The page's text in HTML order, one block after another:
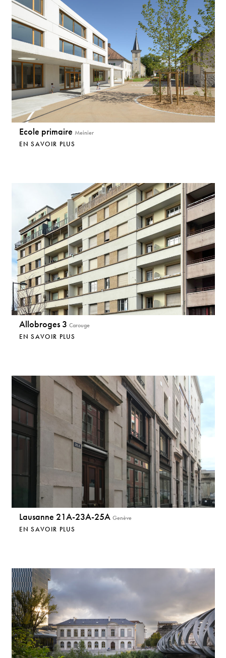
Ecole primaire Meinier
EN SAVOIR PLUS
Allobroges 3 Carouge
EN SAVOIR PLUS
Lausanne 21A-23A-25A Genève
EN SAVOIR PLUS